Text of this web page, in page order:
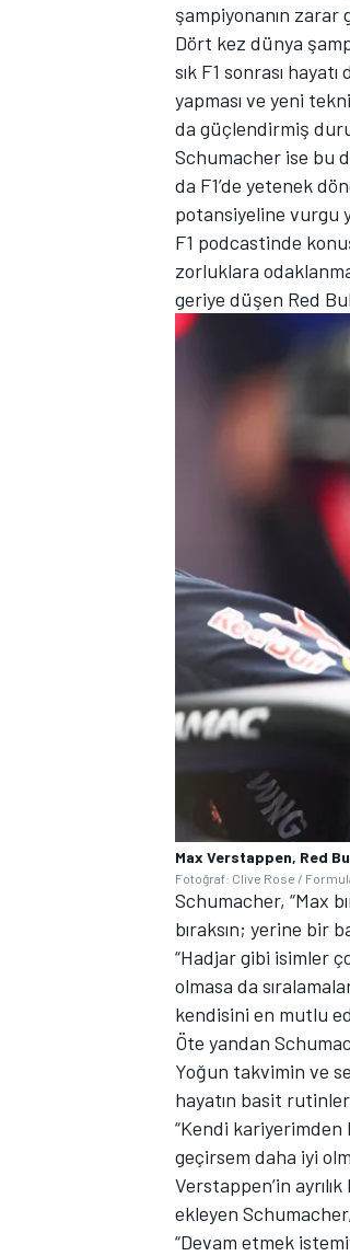
TÜRK SPORCULAR
şampiyonanın zarar
Dört kez dünya
sık F1 sonrası
yapması ve yeni
da güçlendirmiş
Schumacher ise bu
da F1’de yetenek
potansiyeline vurgu
F1 podcastinde
zorluklara
geriye düşen Red
Max Verstappen, Red
Fotoğraf: Clive Rose /
Schumacher, “Max
bıraksın; yerine bir
“Hadjar gibi isimler
olmasa da
kendisini en mutlu
Öte yandan
Yoğun takvimin ve
hayatın basit
“Kendi
geçirsem daha iyi
Verstappen’in
ekleyen
“Devam etmek